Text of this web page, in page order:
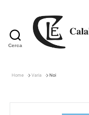
Cerca
Home Varia Noi